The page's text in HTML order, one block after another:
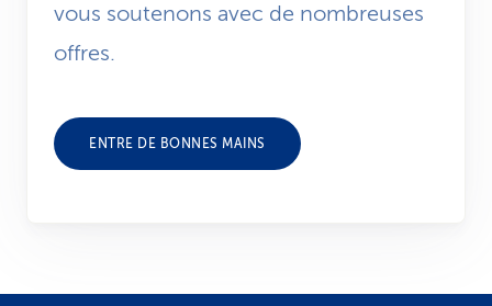
vous soutenons avec de nombreuses
offres.
ENTRE DE BONNES MAINS